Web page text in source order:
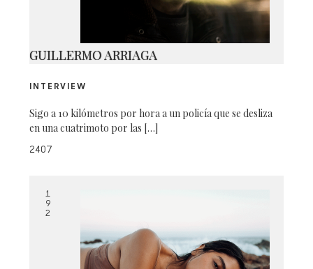
IMG_1894
GUILLERMO ARRIAGA
INTERVIEW
Sigo a 10 kilómetros por hora a un policía que se desliza
en una cuatrimoto por las […]
2407
1
9
2